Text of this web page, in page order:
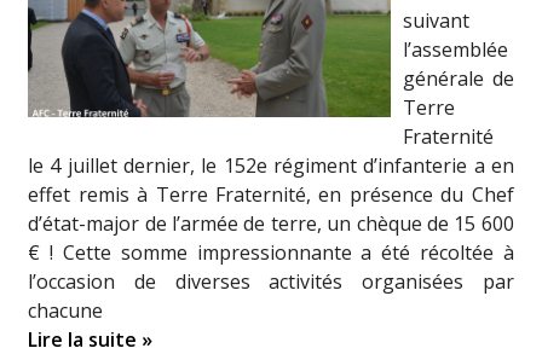
suivant
l’assemblée
générale de
Terre
Fraternité
le 4 juillet dernier, le 152e régiment d’infanterie a en
effet remis à Terre Fraternité, en présence du Chef
d’état-major de l’armée de terre, un chèque de 15 600
€ ! Cette somme impressionnante a été récoltée à
l’occasion de diverses activités organisées par
chacune
Lire la suite »